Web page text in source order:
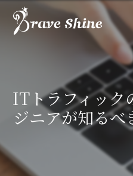
ITトラフィック
ジニアが知る